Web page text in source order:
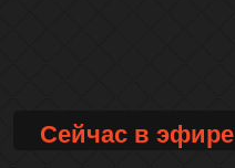
Сейчас в эфире